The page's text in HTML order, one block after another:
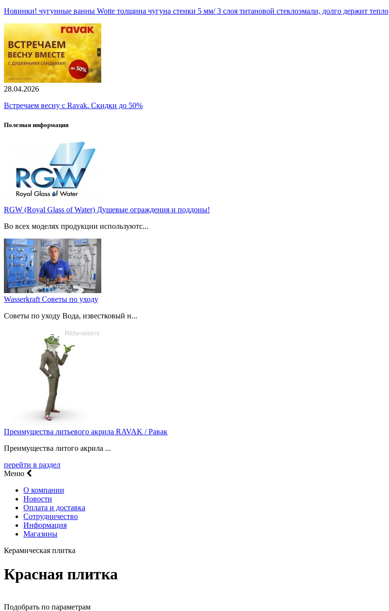
Новинки! чугунные ванны Wotte толщина чугуна стенки 5 мм/ 3 слоя титановой стеклоэмали, долго держит тепло
28.04.2026
Встречаем весну с Ravak. Скидки до 50%
Полезная информация
RGW (Royal Glass of Water) Душевые ограждения и поддоны!
Во всех моделях продукции используютс...
Wasserkraft Советы по уходу
Советы по уходу Вода, известковый н...
Преимущества литьевого акрила RAVAK / Равак
Преимущества литого акрила ...
перейти в раздел
Меню
О компании
Новости
Оплата и доставка
Сотрудничество
Информация
Магазины
Керамическая плитка
Красная плитка
Подобрать по параметрам